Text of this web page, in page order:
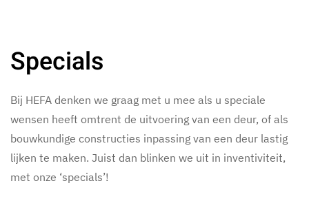
Specials
Bij HEFA denken we graag met u mee als u speciale
wensen heeft omtrent de uitvoering van een deur, of als
bouwkundige constructies inpassing van een deur lastig
lijken te maken. Juist dan blinken we uit in inventiviteit,
met onze ‘specials’!